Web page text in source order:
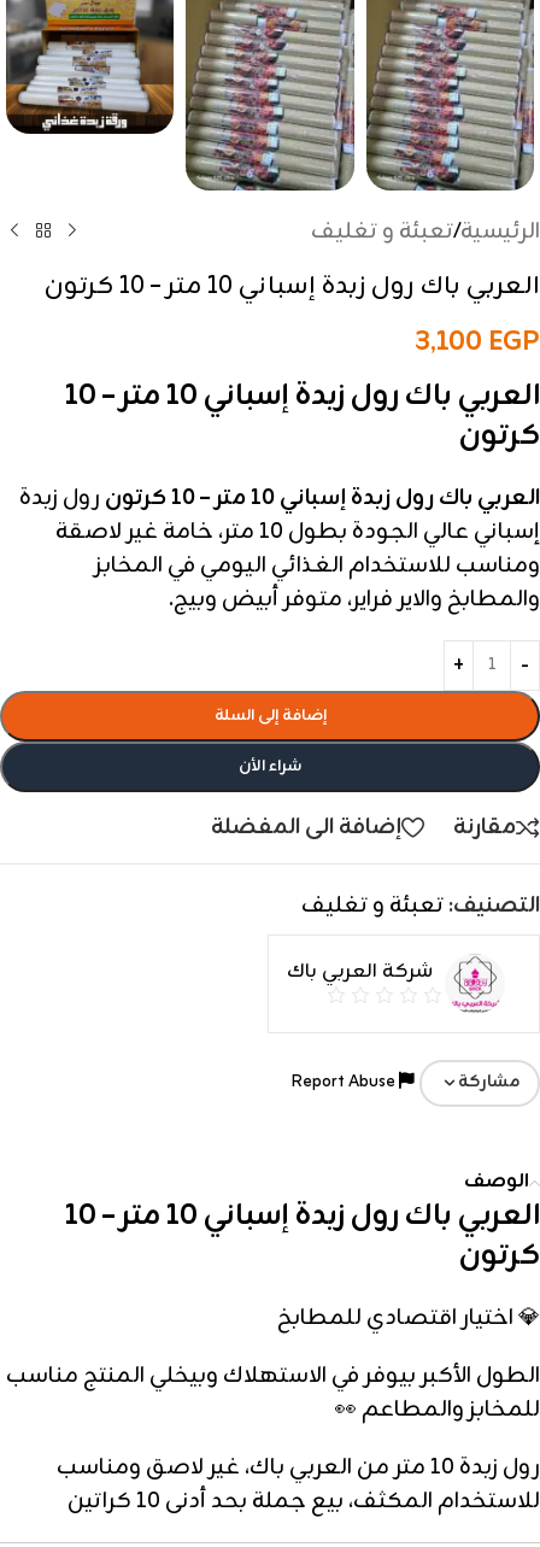
الرئيسية/تعبئة و تغليف
العربي باك رول زبدة إسباني 10 متر – 10 كرتون
3,100 EGP
العربي باك رول زبدة إسباني 10 متر – 10
كرتون
العربي باك رول زبدة إسباني 10 متر – 10 كرتون
رول زبدة
إسباني عالي الجودة بطول 10 متر، خامة غير لاصقة
ومناسب للاستخدام الغذائي اليومي في المخابز
والمطابخ والاير فراير، متوفر أبيض وبيج.
إضافة إلى السلة
شراء الأن
مقارنة إضافة الى المفضلة
التصنيف:تعبئة و تغليف
شركة العربي باك
مشاركة
الوصف
العربي باك رول زبدة إسباني 10 متر – 10
كرتون
💎 اختيار اقتصادي للمطابخ
الطول الأكبر بيوفر في الاستهلاك وبيخلي المنتج مناسب
للمخابز والمطاعم 👀
رول زبدة 10 متر من العربي باك، غير لاصق ومناسب
للاستخدام المكثف، بيع جملة بحد أدنى 10 كراتين